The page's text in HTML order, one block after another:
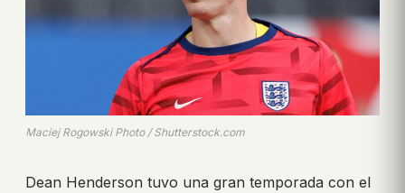
Maciej Rogowski Photo / Shutterstock.com
Dean Henderson tuvo una gran temporada con el